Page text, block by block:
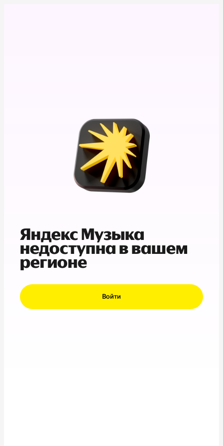
Яндекс Музыка
недоступна в вашем
регионе
Войти